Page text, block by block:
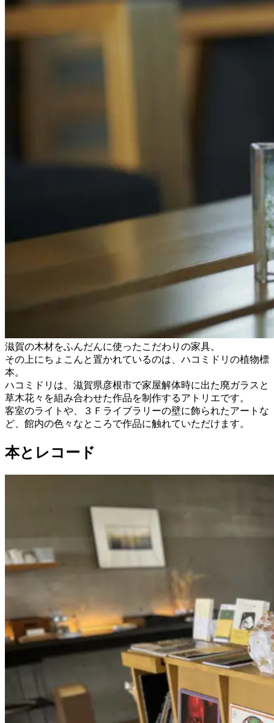
滋賀の木材をふんだんに使ったこだわりの家具。
その上にちょこんと置かれているのは、ハコミドリの植物標
本。
ハコミドリは、滋賀県彦根市で家屋解体時に出た廃ガラスと
草木花々を組み合わせた作品を制作するアトリエです。
客室のライトや、３Ｆライブラリーの壁に飾られたアートな
ど、館内の色々なところで作品に触れていただけます。
本とレコード